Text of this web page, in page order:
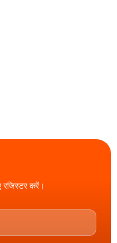
रजिस्टर करें।